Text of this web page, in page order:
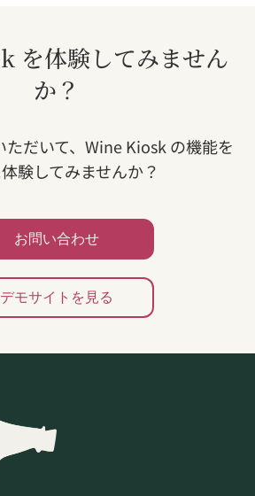
を体験してみません
か？
だいて、Wine Kiosk の機能を
験してみませんか？
お問い合わせ
デモサイトを見る